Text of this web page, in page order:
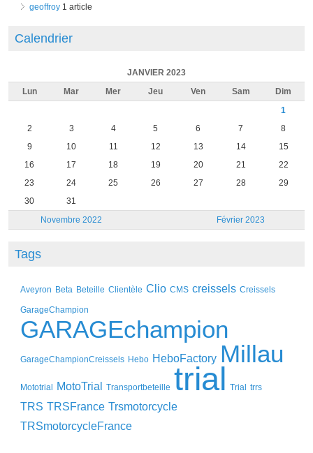
geoffroy 1 article
Calendrier
JANVIER 2023
Lun
Mar Mer Jeu Ven Sam Dim
Novembre 2022 Février 2023
1
2
3 4 5 6 7
8
9
10 11 12 13 14
15
16
17 18 19 20 21
22
23
24 25 26 27 28
29
30
31
Tags
Aveyron Beta Beteille Clientèle Clio CMS creissels Creissels
GarageChampion
GARAGEchampion
GarageChampionCreissels Hebo HeboFactory Millau
Mototrial MotoTrial Transportbeteille trial Trial trrs
TRS TRSFrance Trsmotorcycle
TRSmotorcycleFrance